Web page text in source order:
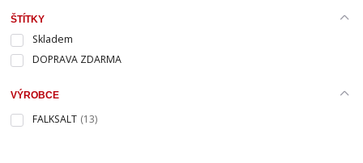
ŠTÍTKY
Skladem
DOPRAVA ZDARMA
VÝROBCE
FALKSALT (13)